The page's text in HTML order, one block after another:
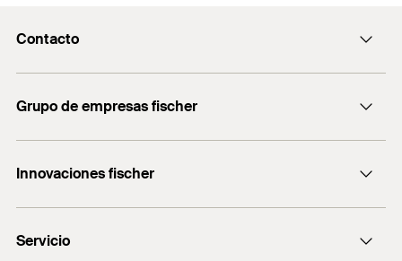
Contacto
servicio.cliente@fischer.es
+0034 977838711
Grupo de empresas fischer
fischertechnik
Innovaciones fischer
fischer FIS V Zero
Servicio